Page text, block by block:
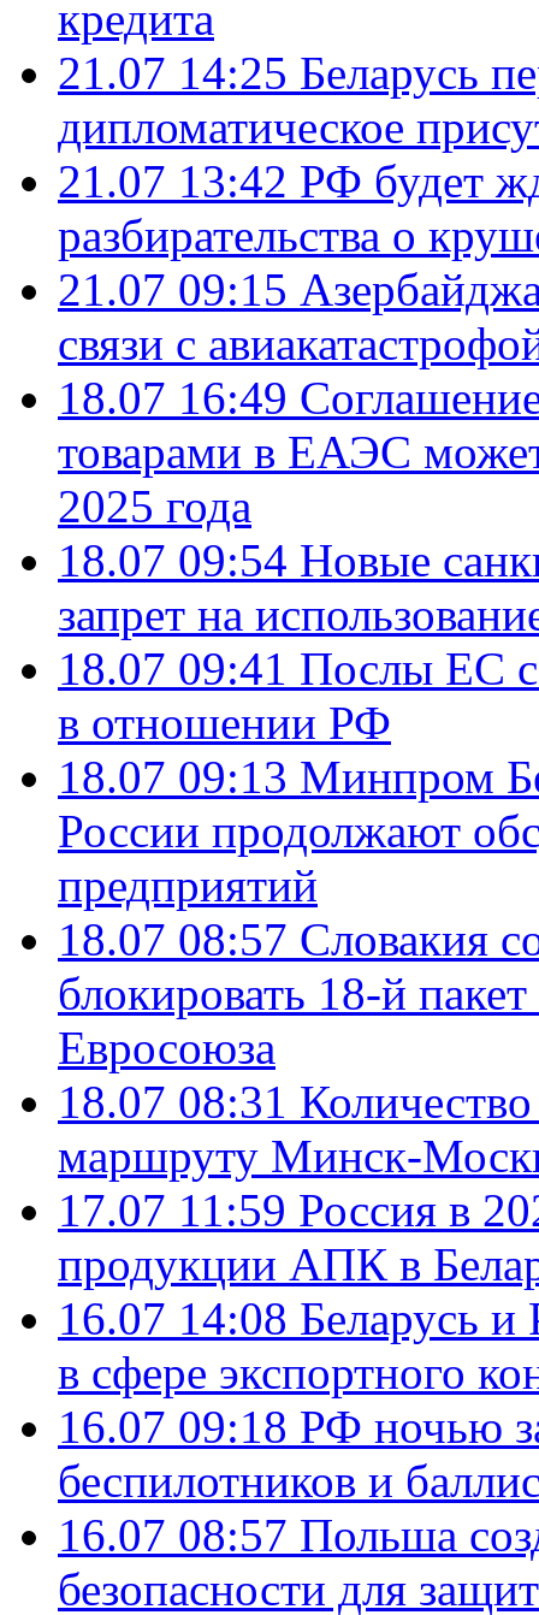
кредита
21.07 14:25 Беларусь
дипломатическое
21.07 13:42 РФ будет
разбирательства о
21.07 09:15
связи с
18.07 16:49
товарами в ЕАЭС
2025 года
18.07 09:54 Новые
запрет на
18.07 09:41 Послы ЕС
в отношении РФ
18.07 09:13 Минпром
России продолжают
предприятий
18.07 08:57 Словакия
блокировать 18-й
Евросоюза
18.07 08:31
маршруту Минск-
17.07 11:59 Россия в
продукции АПК в
16.07 14:08 Беларусь и
в сфере экспортного
16.07 09:18 РФ ночью
беспилотников и
16.07 08:57 Польша
безопасности для